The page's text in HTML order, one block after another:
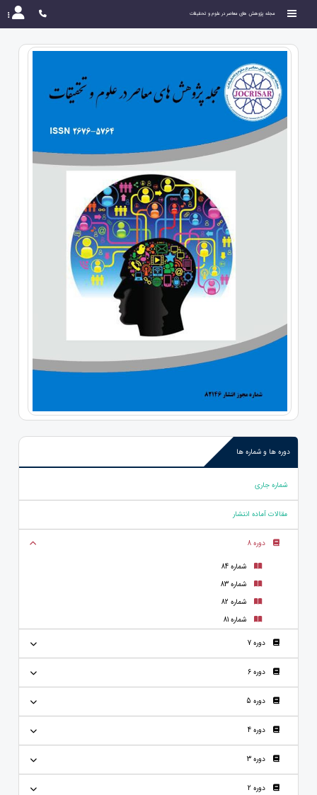
مجله پژوهش های معاصر در علوم و تحقیقات
دوره ها و شماره ها
شماره جاری
مقالات آماده انتشار
دوره 8
شماره 84
شماره 83
شماره 82
شماره 81
دوره 7
دوره 6
دوره 5
دوره 4
دوره 3
دوره 2